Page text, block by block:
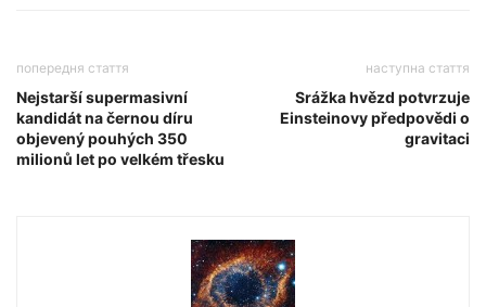
попередня стаття
Nejstarší supermasivní
kandidát na černou díru
objevený pouhých 350
milionů let po velkém třesku
наступна стаття
Srážka hvězd potvrzuje
Einsteinovy předpovědi o
gravitaci